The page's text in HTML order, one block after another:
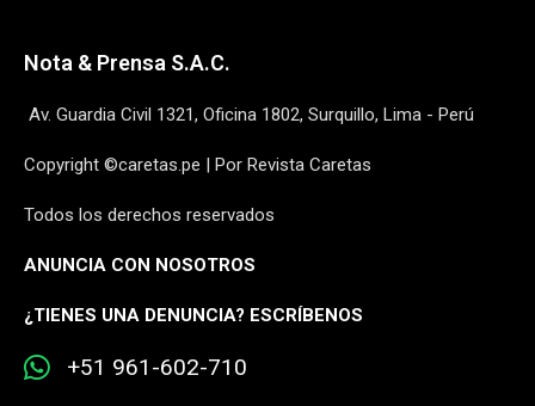
Nota & Prensa S.A.C.
Av. Guardia Civil 1321, Oficina 1802, Surquillo, Lima - Perú
Copyright ©caretas.pe | Por Revista Caretas
Todos los derechos reservados
ANUNCIA CON NOSOTROS
¿TIENES UNA DENUNCIA? ESCRÍBENOS
+51 961-602-710